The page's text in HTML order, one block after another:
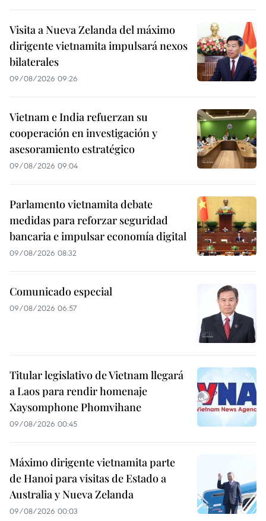
Visita a Nueva Zelanda del máximo
dirigente vietnamita impulsará nexos
bilaterales
09/08/2026 09:26
Vietnam e India refuerzan su
cooperación en investigación y
asesoramiento estratégico
09/08/2026 09:04
Parlamento vietnamita debate
medidas para reforzar seguridad
bancaria e impulsar economía digital
09/08/2026 08:32
Comunicado especial
09/08/2026 06:57
Titular legislativo de Vietnam llegará
a Laos para rendir homenaje
Xaysomphone Phomvihane
09/08/2026 00:45
Máximo dirigente vietnamita parte
de Hanoi para visitas de Estado a
Australia y Nueva Zelanda
09/08/2026 00:03